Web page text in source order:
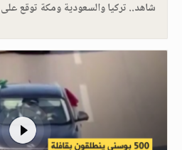
شاهد.. تركيا والسعودية ومكة توقع